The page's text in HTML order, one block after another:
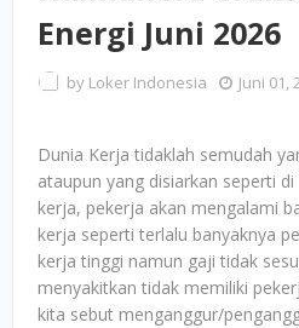
Energi Juni 2026
by Loker Indonesia Juni 01,
Dunia Kerja tidaklah semudah
ataupun yang disiarkan seperti
kerja, pekerja akan mengalami
kerja seperti terlalu banyaknya
kerja tinggi namun gaji tidak
menyakitkan tidak memiliki
kita sebut menganggur/